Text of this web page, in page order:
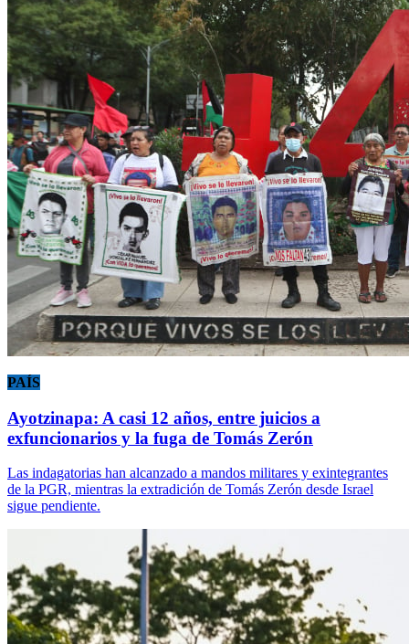
PAÍS
Ayotzinapa: A casi 12 años, entre juicios a
exfuncionarios y la fuga de Tomás Zerón
Las indagatorias han alcanzado a mandos militares y exintegrantes
de la PGR, mientras la extradición de Tomás Zerón desde Israel
sigue pendiente.